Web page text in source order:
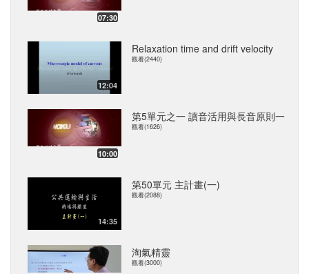
07:30
12:04
Relaxation time and drift velocity
觀看(2440)
10:00
第5單元之一 讀音活用與長音原則一
觀看(1626)
14:35
第50單元 主計畫(一)
觀看(2088)
淘氣精靈
觀看(3000)